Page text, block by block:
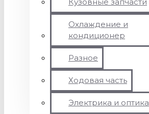
Охлаждение и
кондиционер
Разное
Ходовая часть
Электрика и оптика